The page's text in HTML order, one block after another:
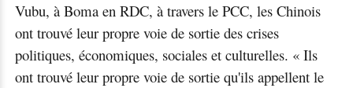
Vubu, à Boma en RDC, à travers le PCC, les Chinois
ont trouvé leur propre voie de sortie des crises
politiques, économiques, sociales et culturelles. « Ils
ont trouvé leur propre voie de sortie qu'ils appellent le